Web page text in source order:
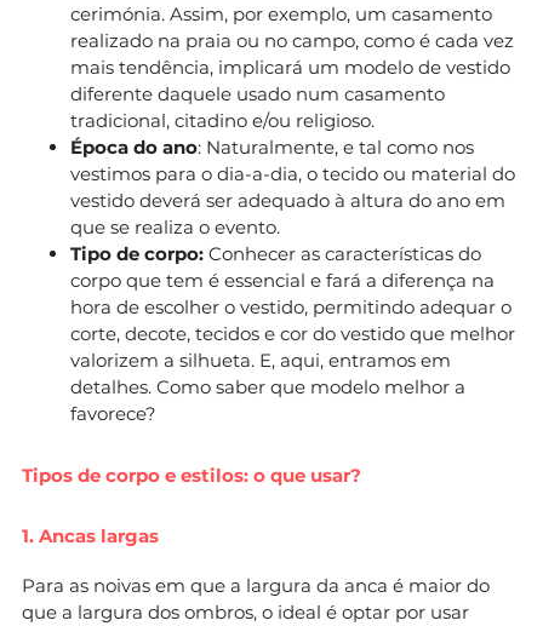
cerimónia. Assim, por exemplo, um casamento
realizado na praia ou no campo, como é cada vez
mais tendência, implicará um modelo de vestido
diferente daquele usado num casamento
tradicional, citadino e/ou religioso.
Época do ano: Naturalmente, e tal como nos
vestimos para o dia-a-dia, o tecido ou material do
vestido deverá ser adequado à altura do ano em
que se realiza o evento.
Tipo de corpo: Conhecer as características do
corpo que tem é essencial e fará a diferença na
hora de escolher o vestido, permitindo adequar o
corte, decote, tecidos e cor do vestido que melhor
valorizem a silhueta. E, aqui, entramos em
detalhes. Como saber que modelo melhor a
favorece?
Tipos de corpo e estilos: o que usar?
1. Ancas largas
Para as noivas em que a largura da anca é maior do
que a largura dos ombros, o ideal é optar por usar